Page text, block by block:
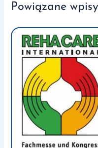
Powiązane wpisy